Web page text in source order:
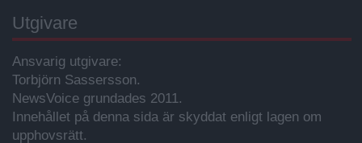
Utgivare
Ansvarig utgivare:
Torbjörn Sassersson.
NewsVoice grundades 2011.
Innehållet på denna sida är skyddat enligt lagen om
upphovsrätt.